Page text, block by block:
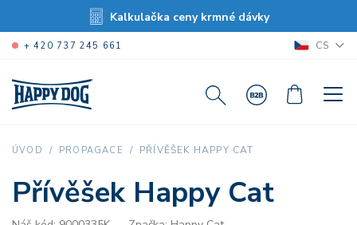
Kalkulačka ceny krmné dávky
+ 420 737 245 661 CS
ÚVOD PROPAGACE PŘÍVĚŠEK HAPPY CAT
Přívěšek Happy Cat